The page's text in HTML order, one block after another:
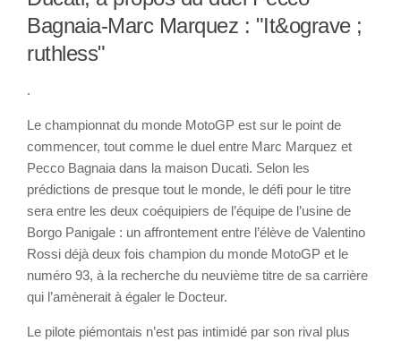
Bagnaia-Marc Marquez : "It&ograve ;
ruthless"
.
Le championnat du monde MotoGP est sur le point de
commencer, tout comme le duel entre Marc Marquez et
Pecco Bagnaia dans la maison Ducati. Selon les
prédictions de presque tout le monde, le défi pour le titre
sera entre les deux coéquipiers de l’équipe de l’usine de
Borgo Panigale : un affrontement entre l’élève de Valentino
Rossi déjà deux fois champion du monde MotoGP et le
numéro 93, à la recherche du neuvième titre de sa carrière
qui l’amènerait à égaler le Docteur.
Le pilote piémontais n’est pas intimidé par son rival plus